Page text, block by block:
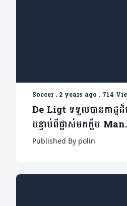
Soccer. 2 years ago . 714
De Ligt ទទួលបានកាដូ
បន្ទាប់ពីផ្លាស់មកក្លឹប
ភ្លាម
Published By polin